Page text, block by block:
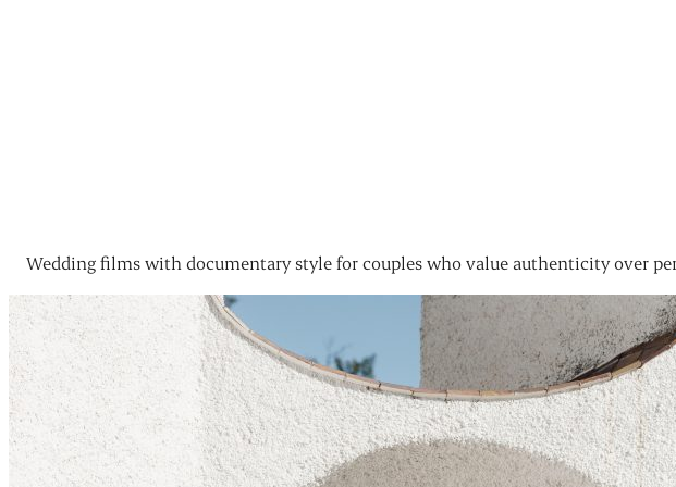
Wedding films with documentary style for couples who value authenticity over